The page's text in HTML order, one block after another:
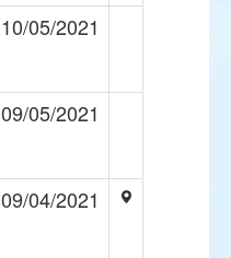
10/05/2021
09/05/2021
09/04/2021